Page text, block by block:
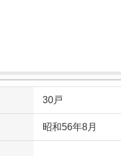
30戸
昭和56年8月